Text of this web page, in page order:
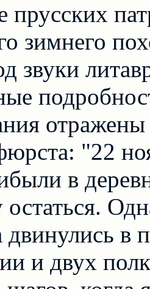
зимнего
звуки
"22
в
в
и двух